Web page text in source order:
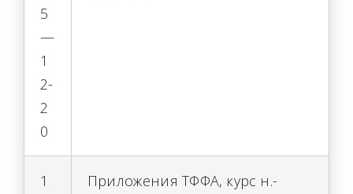
5
—
1
2-
2
0
1
Приложения ТФФА, курс н.-